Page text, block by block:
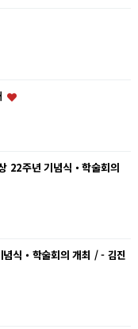
22주년 기념식・학술회의
식・학술회의 개최 / - 김진